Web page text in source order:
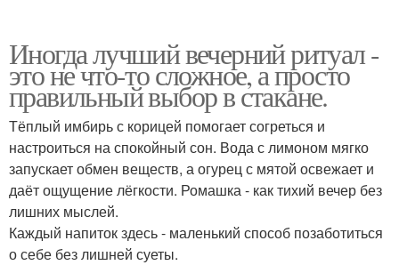
Иногда лучший вечерний ритуал -
это не что-то сложное, а просто
правильный выбор в стакане.
Тёплый имбирь с корицей помогает согреться и
настроиться на спокойный сон. Вода с лимоном мягко
запускает обмен веществ, а огурец с мятой освежает и
даёт ощущение лёгкости. Ромашка - как тихий вечер без
лишних мыслей.
Каждый напиток здесь - маленький способ позаботиться
о себе без лишней суеты.